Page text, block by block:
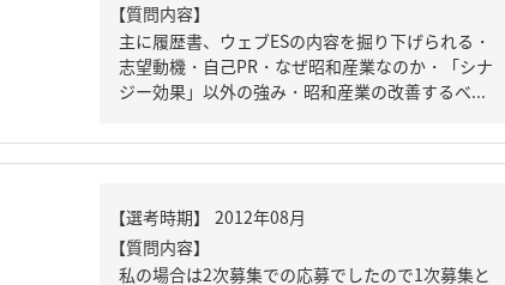
【質問内容】
主に履歴書、ウェブESの内容を掘り下げられる・
志望動機・自己PR・なぜ昭和産業なのか・「シナ
ジー効果」以外の強み・昭和産業の改善するべ...
【質問内容】
私の場合は2次募集での応募でしたので1次募集と